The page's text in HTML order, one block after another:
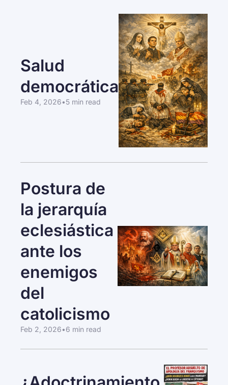
Salud
democrática
Feb 4, 2026•5 min read
Postura de
la jerarquía
eclesiástica
ante los
enemigos
del
catolicismo
Feb 2, 2026•6 min read